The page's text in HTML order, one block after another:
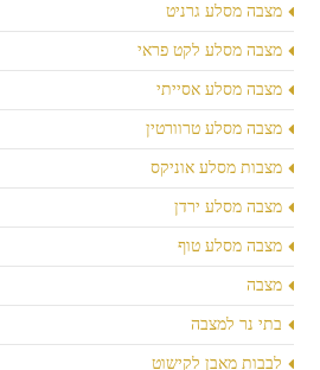
מצבה מסלע גרניט
מצבה מסלע לקט פראי
מצבה מסלע אסייתי
מצבה מסלע טרוורטין
מצבות מסלע אוניקס
מצבה מסלע ירדן
מצבה מסלע טוף
מצבה
בתי נר למצבה
לבבות מאבן לקישוט